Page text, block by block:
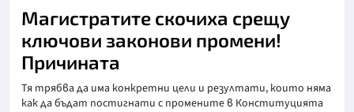
Магистратите скочиха срещу
ключови законови промени!
Причината
Тя трябва да има конкретни цели и резултати, които няма
как да бъдат постигнати с промените в Конституцията